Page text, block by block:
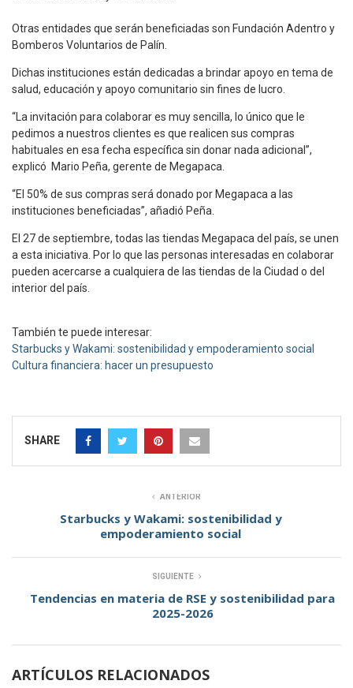
Otras entidades que serán beneficiadas son Fundación Adentro y
Bomberos Voluntarios de Palín.
Dichas instituciones están dedicadas a brindar apoyo en tema de
salud, educación y apoyo comunitario sin fines de lucro.
“La invitación para colaborar es muy sencilla, lo único que le
pedimos a nuestros clientes es que realicen sus compras
habituales en esa fecha específica sin donar nada adicional”,
explicó Mario Peña, gerente de Megapaca.
“El 50% de sus compras será donado por Megapaca a las
instituciones beneficiadas”, añadió Peña.
El 27 de septiembre, todas las tiendas Megapaca del país, se unen
a esta iniciativa. Por lo que las personas interesadas en colaborar
pueden acercarse a cualquiera de las tiendas de la Ciudad o del
interior del país.
También te puede interesar:
Starbucks y Wakami: sostenibilidad y empoderamiento social
Cultura financiera: hacer un presupuesto
SHARE
ANTERIOR
Starbucks y Wakami: sostenibilidad y
empoderamiento social
SIGUIENTE
Tendencias en materia de RSE y sostenibilidad para
2025-2026
ARTÍCULOS RELACIONADOS